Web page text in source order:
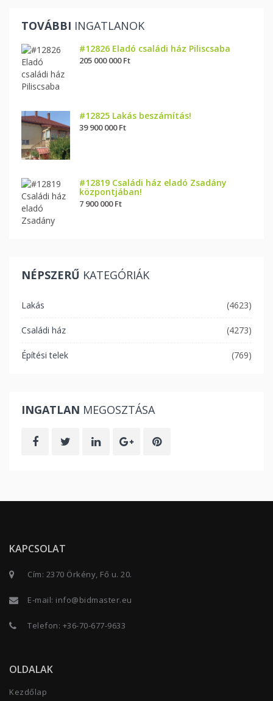
TOVÁBBI INGATLANOK
#12826 Eladó családi ház Piliscsaba
205 000 000 Ft
#12825 Lakás beszámítás!
39 900 000 Ft
#12819 Családi ház eladó Zsadány
központjában!
7 900 000 Ft
NÉPSZERŰ KATEGÓRIÁK
Lakás (4623)
Családi ház (4273)
Építési telek (769)
INGATLAN MEGOSZTÁSA
KAPCSOLAT
Cím: 2370 Örkény, Fő u. 20.
E-mail: info@bidmaster.eu
Telefon: +36-70-677-9633
OLDALAK
Kezdőlap